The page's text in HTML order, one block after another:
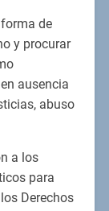
de
y procurar
ausencia
abuso
a los
para
Derechos